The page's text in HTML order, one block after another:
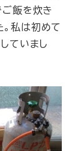
飯を炊き
私は初めて
ていまし